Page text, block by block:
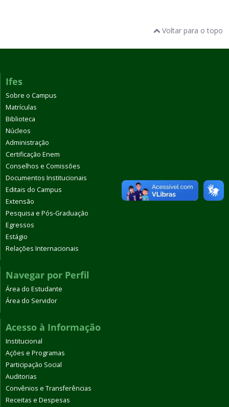
Voltar para o topo
Ifes
Sobre o Campus
Matrículas
Biblioteca
Núcleos
Administração
Certificação Enem
Conselhos e Comissões
Documentos Institucionais
Editais do Campus
Extensão
Pesquisa e Pós-Graduação
Egressos
Estágio
Relações Internacionais
Navegar por Perfil
Área do Estudante
Área do Servidor
Acesso à Informação
Institucional
Ações e Programas
Participação Social
Auditorias
Convênios e Transferências
Receitas e Despesas